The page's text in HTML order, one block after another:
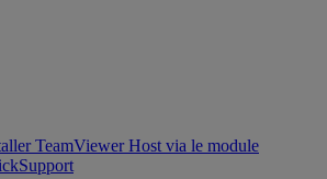
TeamViewer Host via le module